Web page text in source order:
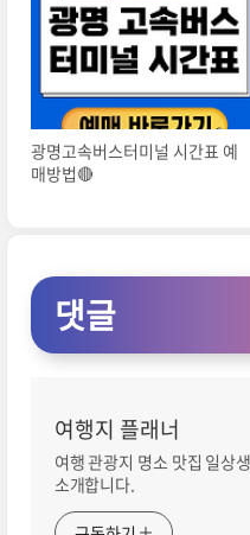
광명고속버스터미널 시간표 예
매방법🔴
댓글
여행지 플래너
여행 관광지 명소 맛집 일상
소개합니다.